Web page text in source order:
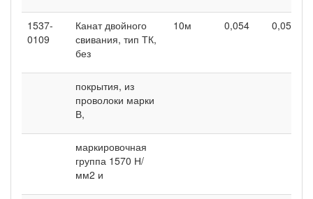
1537-
0109
Канат двойного
свивания, тип ТК,
без
10м 0,054 0,054
покрытия, из
проволоки марки
В,
маркировочная
группа 1570 Н/
мм2 и